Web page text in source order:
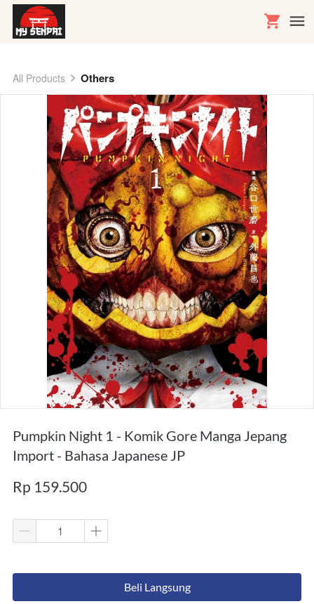
All Products Others
Pumpkin Night 1 - Komik Gore Manga Jepang
Import - Bahasa Japanese JP
Rp 159.500
`Beli Langsung